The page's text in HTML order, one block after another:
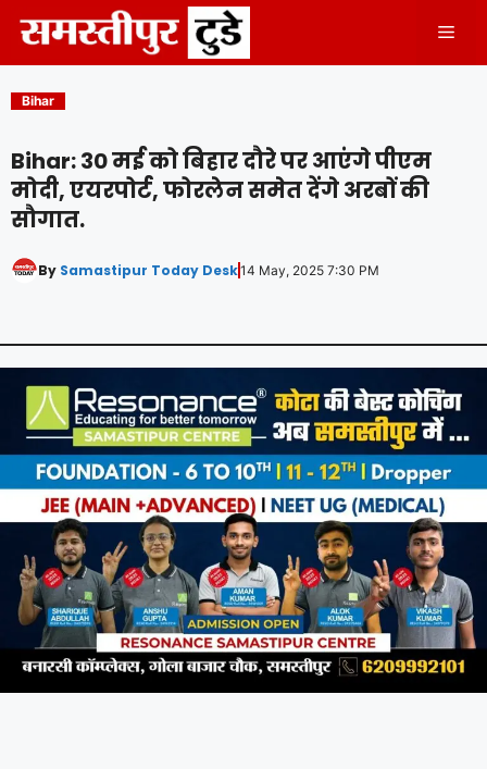
content
Bihar
Bihar: 30 मई को बिहार दौरे पर आएंगे पीएम
मोदी, एयरपोर्ट, फोरलेन समेत देंगे अरबों की
सौगात.
By Samastipur Today Desk14 May, 2025 7:30 PM